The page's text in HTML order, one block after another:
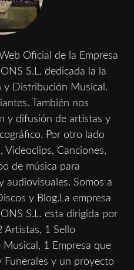
Oficial de la Empresa
S.L. dedicada la la
y Distribución Musical.
También nos
y difusión de artistas y
Por otro lado
Videoclips, Canciones,
de música para
audiovisuales. Somos a
y Blog.La empresa
S.L. esta dirigida por
Artistas, 1 Sello
1 Empresa que
Funerales y un proyecto